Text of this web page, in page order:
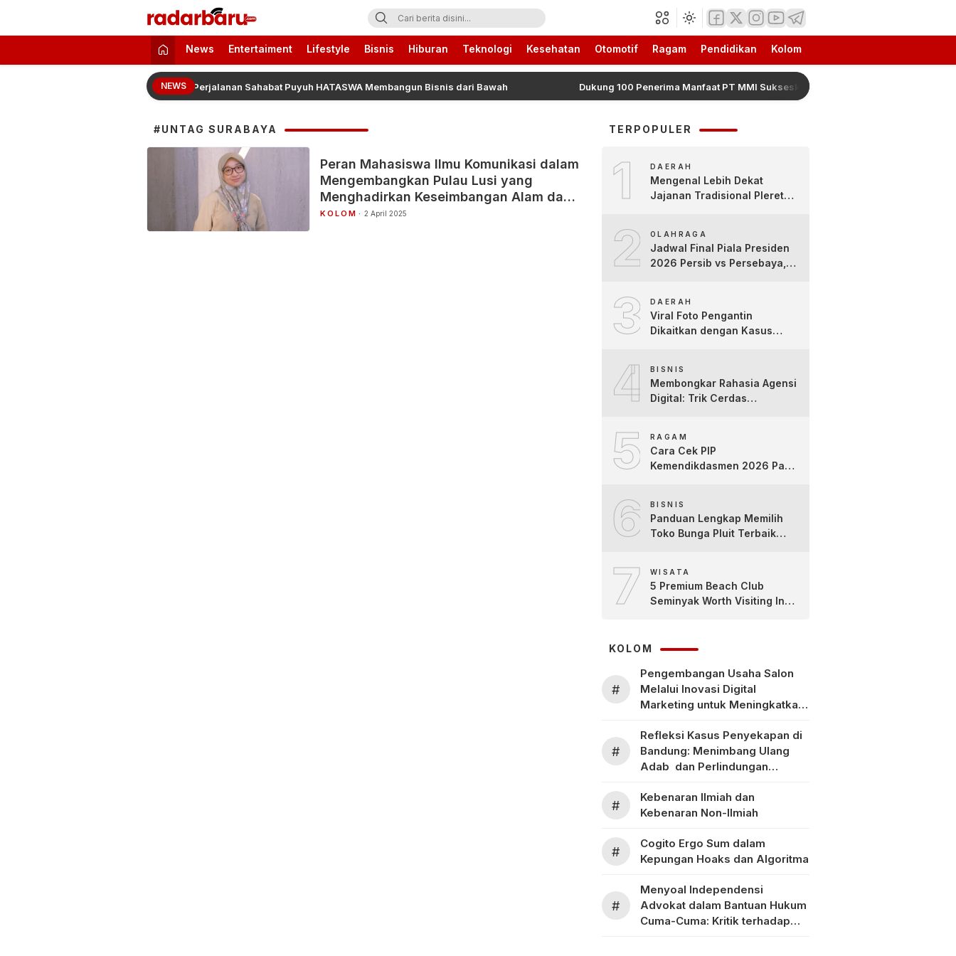
radarbaru.com
Informasi Berita Terbaru dan Terkini Hari Ini
News Entertaiment Lifestyle Bisnis Hiburan Teknologi Kesehatan Otomotif Ragam Pendidikan Kolom
NEWS
Bangkit dengan 14.000 Puyuh: Perjalanan Sahabat Puyuh HATASWA Membangun Bisnis dari Bawah Dukung 100 Penerima Manfaat PT MMI Sukseskan Program Pelindo Lingkungan Tanpa
#UNTAG SURABAYA
Peran Mahasiswa Ilmu Komunikasi dalam
Mengembangkan Pulau Lusi yang
Menghadirkan Keseimbangan Alam dan
Budaya
KOLOM 2 April 2025
TERPOPULER
1 DAERAH
Mengenal Lebih Dekat
Jajanan Tradisional Pleret
2 OLAHRAGA
Jadwal Final Piala Presiden
2026 Persib vs Persebaya,
3 DAERAH
Viral Foto Pengantin
Dikaitkan dengan Kasus
4 BISNIS
Membongkar Rahasia Agensi
Digital: Trik Cerdas
5 RAGAM
Cara Cek PIP
Kemendikdasmen 2026 Pakai
6 BISNIS
Panduan Lengkap Memilih
Toko Bunga Pluit Terbaik
7 WISATA
5 Premium Beach Club
Seminyak Worth Visiting In
KOLOM
#
Pengembangan Usaha Salon
Melalui Inovasi Digital
Marketing untuk Meningkatkan
Salon Mitra, Selong Lombok
Timur
#
Refleksi Kasus Penyekapan di
Bandung: Menimbang Ulang
Adab dan Perlindungan
#
Kebenaran Ilmiah dan
Kebenaran Non-Ilmiah
#
Cogito Ergo Sum dalam
Kepungan Hoaks dan Algoritma
#
Menyoal Independensi
Advokat dalam Bantuan Hukum
Cuma-Cuma: Kritik terhadap